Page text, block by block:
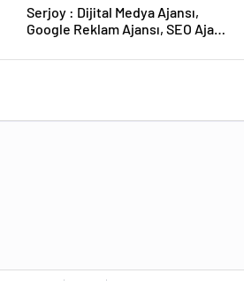
Serjoy : Dijital Medya Ajansı,
Google Reklam Ajansı, SEO Ajansı